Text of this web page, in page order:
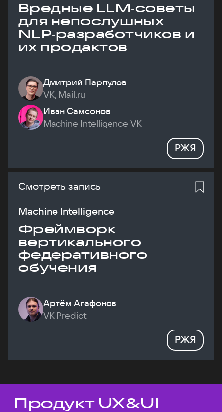
Вредные LLM‑советы
для непослушных
NLP‑разработчиков и
их продактов
Дмитрий Парпулов
VK, Mail.ru
Иван Самсонов
Machine Intelligence VK
РЖЯ
Смотреть запись
Machine Intelligence
Фреймворк
вертикального
федеративного
обучения
Артём Агафонов
VK Predict
РЖЯ
Темы докладов
Продукт UX&UI